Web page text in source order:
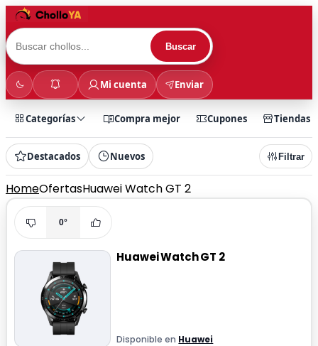
Buscar
Mi cuenta Enviar
Categorías Compra mejor Cupones Tiendas
Destacados Nuevos Filtrar
HomeOfertasHuawei Watch GT 2
0°
Huawei Watch GT 2
Disponible en Huawei